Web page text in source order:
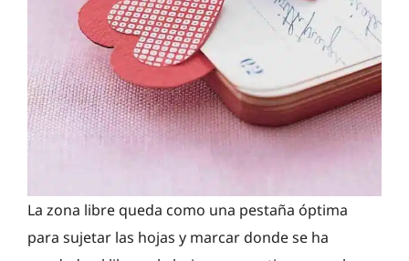
La zona libre queda como una pestaña óptima
para sujetar las hojas y marcar donde se ha